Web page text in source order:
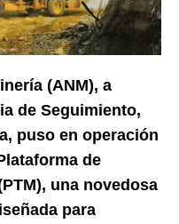
(ANM), a
de Seguimiento,
puso en operación
de
una novedosa
para